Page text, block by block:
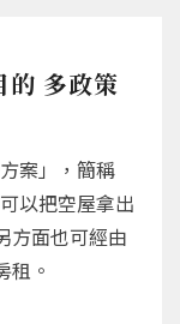
多政策
案」，簡稱
以把空屋拿出
方面也可經由
租。